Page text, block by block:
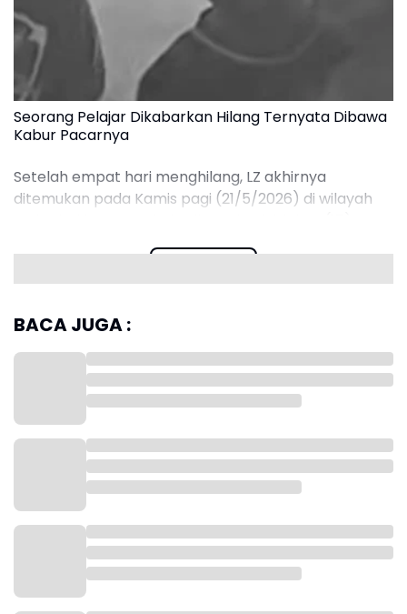
Seorang Pelajar Dikabarkan Hilang Ternyata Dibawa
Kabur Pacarnya
Setelah empat hari menghilang, LZ akhirnya
ditemukan pada Kamis pagi (21/5/2026) di wilayah
Camat Karawang Barat, Agus Somantri,
membenarkan kabar ditemukannya siswi tersebut.
Ia menyebut LZ ditemukan tidak jauh dari lingkungan
rumahnya.
“Betul udah ketemu infonya dari staf. Nggak jauh dari
rumahnya. Kabarnya udah dibawa ke unit PPA,”
ungkap Agus.
BACA JUGA :